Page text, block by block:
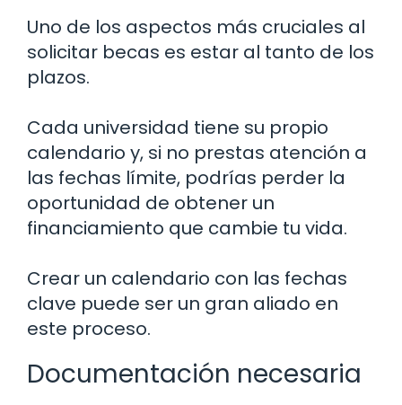
Uno de los aspectos más cruciales al
solicitar becas es estar al tanto de los
plazos.
Cada universidad tiene su propio
calendario y, si no prestas atención a
las fechas límite, podrías perder la
oportunidad de obtener un
financiamiento que cambie tu vida.
Crear un calendario con las fechas
clave puede ser un gran aliado en
este proceso.
Documentación necesaria